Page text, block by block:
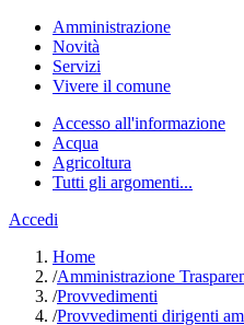
Amministrazione
Novità
Servizi
Vivere il comune
Accesso all'informazione
Acqua
Agricoltura
Tutti gli argomenti...
Accedi
Home
/Amministrazione
/Provvedimenti
/Provvedimenti dirigenti